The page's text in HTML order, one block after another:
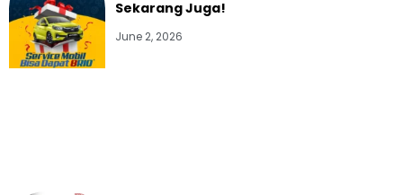
Sekarang Juga!
June 2, 2026